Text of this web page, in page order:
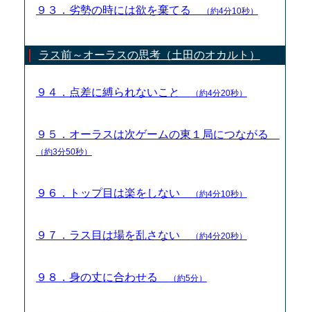
９３．劣勢の時には欲を棄てる （約4分10秒）
ラス前～オーラスの思考（土田のオカルト）
９４．点差に縛られないこと （約4分20秒）
９５．オーラスは次ゲームの東１局につながる
（約3分50秒）
９６．トップ目は楽をしない （約4分10秒）
９７．ラス目は場を乱さない （約4分20秒）
９８．身の丈に合わせる （約5分）